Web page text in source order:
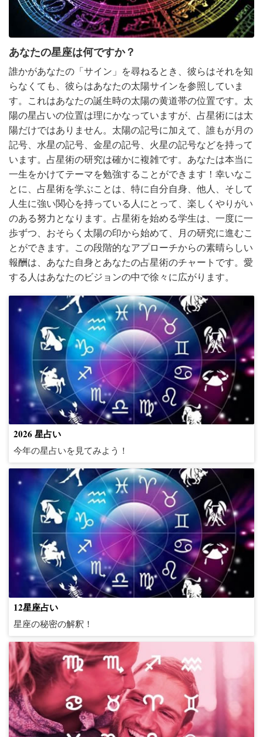
あなたの星座は何ですか？
誰かがあなたの「サイン」を尋ねるとき、彼らはそれを知
らなくても、彼らはあなたの太陽サインを参照していま
す。これはあなたの誕生時の太陽の黄道帯の位置です。太
陽の星占いの位置は理にかなっていますが、占星術には太
陽だけではありません。太陽の記号に加えて、誰もが月の
記号、水星の記号、金星の記号、火星の記号などを持って
います。占星術の研究は確かに複雑です。あなたは本当に
一生をかけてテーマを勉強することができます！幸いなこ
とに、占星術を学ぶことは、特に自分自身、他人、そして
人生に強い関心を持っている人にとって、楽しくやりがい
のある努力となります。占星術を始める学生は、一度に一
歩ずつ、おそらく太陽の印から始めて、月の研究に進むこ
とができます。この段階的なアプローチからの素晴らしい
報酬は、あなた自身とあなたの占星術のチャートです。愛
する人はあなたのビジョンの中で徐々に広がります。
2026 星占い
今年の星占いを見てみよう！
12星座占い
星座の秘密の解釈！